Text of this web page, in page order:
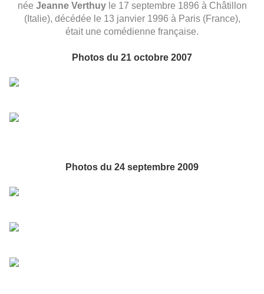
née Jeanne Verthuyle 17 septembre 1896 à Châtillon
(Italie), décédée le 13 janvier 1996 à Paris (France),
était une comédienne française.
Photos du 21 octobre 2007
Photos du 24 septembre 2009